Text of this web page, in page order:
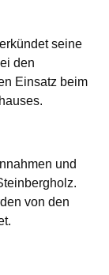
seine
den
Einsatz beim
und
von den